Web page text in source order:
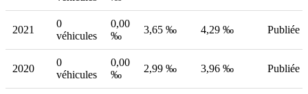
2021
0
véhicules
0,00
‰
3,65 ‰ 4,29 ‰ Publiée
2020
0
véhicules
0,00
‰
2,99 ‰ 3,96 ‰ Publiée